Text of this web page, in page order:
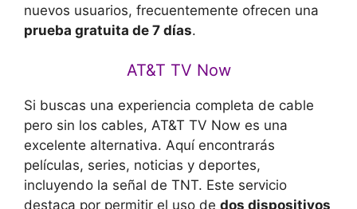
nuevos usuarios, frecuentemente ofrecen una
prueba gratuita de 7 días.
AT&T TV Now
Si buscas una experiencia completa de cable
pero sin los cables, AT&T TV Now es una
excelente alternativa. Aquí encontrarás
películas, series, noticias y deportes,
incluyendo la señal de TNT. Este servicio
destaca por permitir el uso de dos dispositivos